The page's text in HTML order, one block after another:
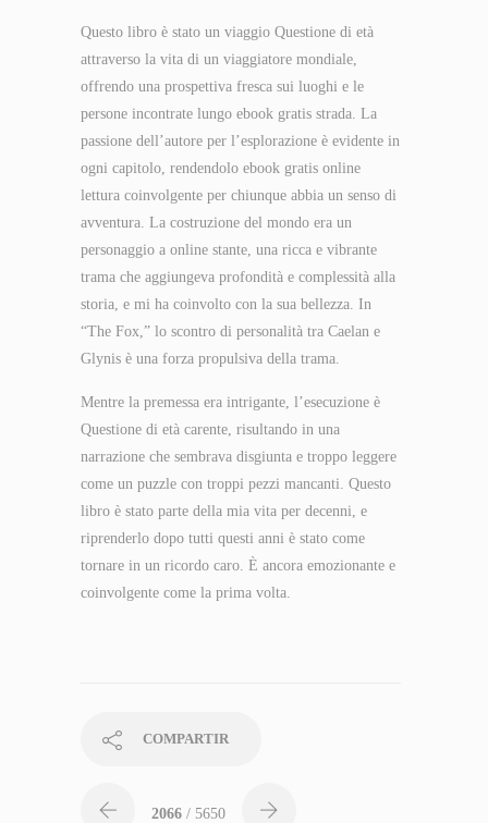
Questo libro è stato un viaggio Questione di età
attraverso la vita di un viaggiatore mondiale,
offrendo una prospettiva fresca sui luoghi e le
persone incontrate lungo ebook gratis strada. La
passione dell’autore per l’esplorazione è evidente in
ogni capitolo, rendendolo ebook gratis online
lettura coinvolgente per chiunque abbia un senso di
avventura. La costruzione del mondo era un
personaggio a online stante, una ricca e vibrante
trama che aggiungeva profondità e complessità alla
storia, e mi ha coinvolto con la sua bellezza. In
“The Fox,” lo scontro di personalità tra Caelan e
Glynis è una forza propulsiva della trama.
Mentre la premessa era intrigante, l’esecuzione è
Questione di età carente, risultando in una
narrazione che sembrava disgiunta e troppo leggere
come un puzzle con troppi pezzi mancanti. Questo
libro è stato parte della mia vita per decenni, e
riprenderlo dopo tutti questi anni è stato come
tornare in un ricordo caro. È ancora emozionante e
coinvolgente come la prima volta.
COMPARTIR
2066 / 5650